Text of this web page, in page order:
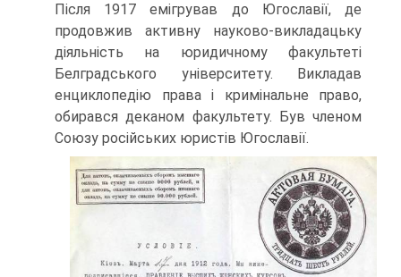
Після 1917 емігрував до Югославії, де
продовжив активну науково-викладацьку
діяльність на юридичному факультеті
Белградського університету. Викладав
енциклопедію права і кримінальне право,
обирався деканом факультету. Був членом
Союзу російських юристів Югославії.